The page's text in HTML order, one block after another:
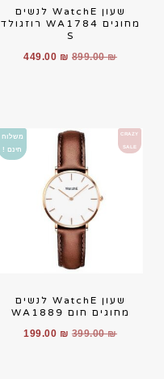
שעון WatchE לנשים
מחוגים WA1784 רוזגולד
899.00
449.00 ₪
CRAZY
SALE
משלוח
חינם !
שעון WatchE לנשים
מחוגים חום WA1889
399.00
199.00 ₪